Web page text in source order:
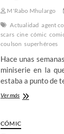
M'Rabo Mhulargo
Actualidad agent
scars cine cómic
coulson superhéroes
Hace unas
miniserie en la
estaba a punto de
Ver másNick
se
nos
CÓMIC